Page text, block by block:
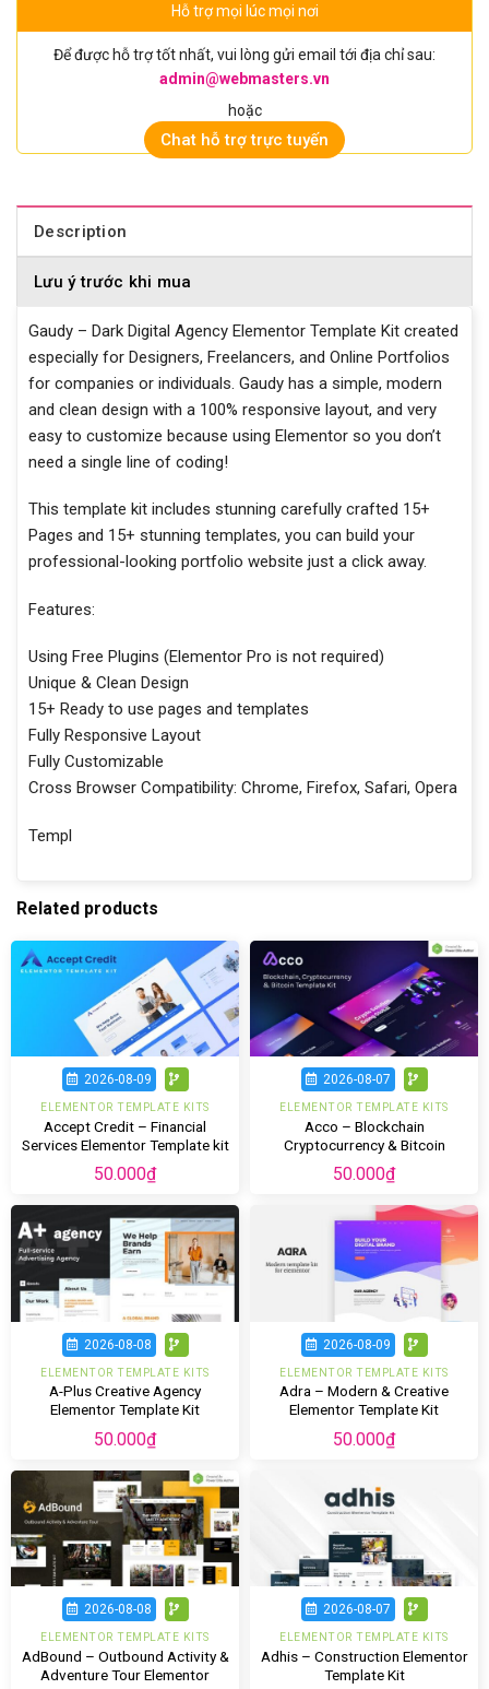
Hỗ trợ mọi lúc mọi nơi
Để được hỗ trợ tốt nhất, vui lòng gửi email tới địa chỉ sau:
admin@webmasters.vn
hoặc
Chat hỗ trợ trực tuyến
Description
Lưu ý trước khi mua
Gaudy – Dark Digital Agency Elementor Template Kit created
especially for Designers, Freelancers, and Online Portfolios
for companies or individuals. Gaudy has a simple, modern
and clean design with a 100% responsive layout, and very
easy to customize because using Elementor so you don’t
need a single line of coding!
This template kit includes stunning carefully crafted 15+
Pages and 15+ stunning templates, you can build your
professional-looking portfolio website just a click away.
Features:
Using Free Plugins (Elementor Pro is not required)
Unique & Clean Design
15+ Ready to use pages and templates
Fully Responsive Layout
Fully Customizable
Cross Browser Compatibility: Chrome, Firefox, Safari, Opera
Templ
Related products
2026-08-09
ELEMENTOR TEMPLATE KITS
Accept Credit – Financial
Services Elementor Template kit
50.000₫
2026-08-07
ELEMENTOR TEMPLATE KITS
Acco – Blockchain
Cryptocurrency & Bitcoin
Elementor Template Kit
50.000₫
2026-08-08
ELEMENTOR TEMPLATE KITS
A-Plus Creative Agency
Elementor Template Kit
50.000₫
2026-08-09
ELEMENTOR TEMPLATE KITS
Adra – Modern & Creative
Elementor Template Kit
50.000₫
2026-08-08
ELEMENTOR TEMPLATE KITS
AdBound – Outbound Activity &
Adventure Tour Elementor
2026-08-07
ELEMENTOR TEMPLATE KITS
Adhis – Construction Elementor
Template Kit